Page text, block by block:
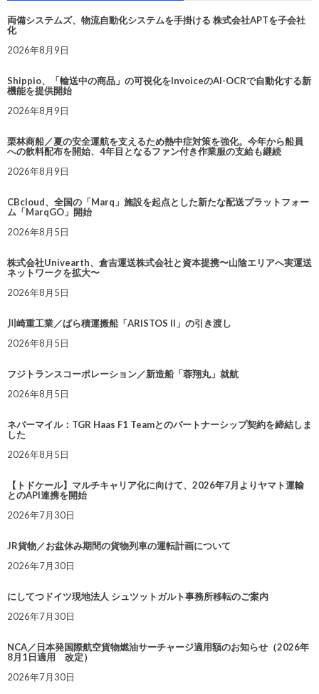
両備システムズ、物流自動化システムを手掛ける 株式会社APTを子会社
化
2026年8月9日
Shippio、「輸送中の商品」の可視化をInvoiceのAI-OCRで自動化する新
機能を提供開始
2026年8月9日
栗林商船／夏の安全運航を支えるため熱中症対策を強化。今年から船員
への飲料配布を開始、4年目となるファン付き作業服の支給も継続
2026年8月9日
CBcloud、全国の「Marq」施設を起点とした新たな配送プラットフォー
ム「MarqGO」開始
2026年8月5日
株式会社Univearth、倉吉運送株式会社と資本提携〜山陰エリアへ実運送
ネットワークを拡大〜
2026年8月5日
川崎重工業／ばら積運搬船「ARISTOS II」の引き渡し
2026年8月5日
フジトランスコーポレーション／新造船「蓉翔丸」就航
2026年8月5日
ネバーマイル：TGR Haas F1 Teamとのパートナーシップ契約を締結しま
した
2026年8月5日
【トドケール】マルチキャリア化に向けて、2026年7月よりヤマト運輸
とのAPI連携を開始
2026年7月30日
JR貨物／お盆休み期間の貨物列車の運転計画について
2026年7月30日
にしてつドイツ現地法人 シュツットガルト事務所移転のご案内
2026年7月30日
NCA／日本発国際航空貨物燃油サーチャージ適用額のお知らせ（2026年
8月1日適用 改定）
2026年7月30日